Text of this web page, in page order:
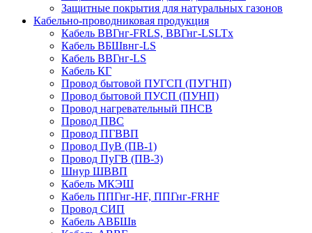
Защитные покрытия для натуральных газонов
Кабельно-проводниковая продукция
Кабель ВВГнг-FRLS, ВВГнг-LSLTx
Кабель ВБШвнг-LS
Кабель ВВГнг-LS
Кабель КГ
Провод бытовой ПУГСП (ПУГНП)
Провод бытовой ПУСП (ПУНП)
Провод нагревательный ПНСВ
Провод ПВС
Провод ПГВВП
Провод ПуВ (ПВ-1)
Провод ПуГВ (ПВ-3)
Шнур ШВВП
Кабель МКЭШ
Кабель ППГнг-HF, ППГнг-FRHF
Провод СИП
Кабель АВБШв